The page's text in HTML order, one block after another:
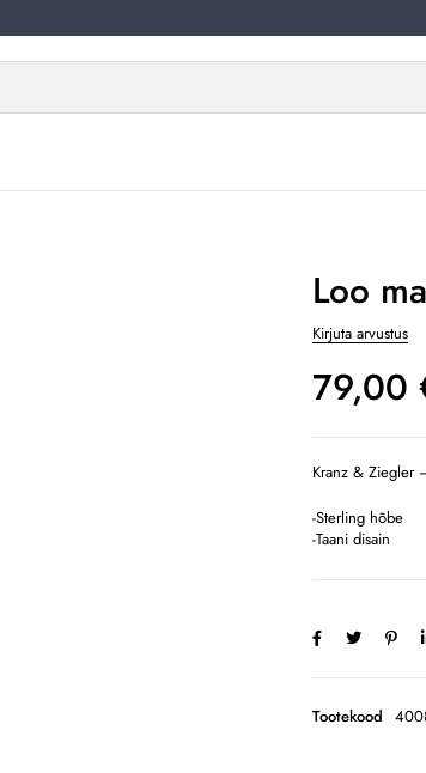
Loo
Kirjuta arvustus
79,00
Kranz & Ziegler
-Sterling hõbe
-Taani disain
Tootekood